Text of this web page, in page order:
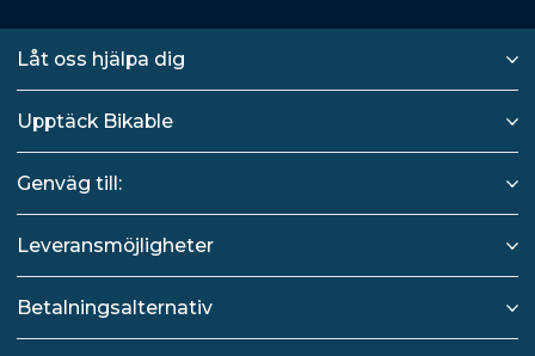
Låt oss hjälpa dig
Upptäck Bikable
Genväg till:
Leveransmöjligheter
Betalningsalternativ